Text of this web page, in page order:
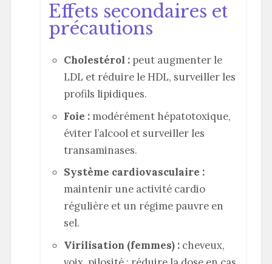
Effets secondaires et
précautions
Cholestérol : peut augmenter le
LDL et réduire le HDL, surveiller les
profils lipidiques.
Foie : modérément hépatotoxique,
éviter l’alcool et surveiller les
transaminases.
Système cardiovasculaire :
maintenir une activité cardio
régulière et un régime pauvre en
sel.
Virilisation (femmes) : cheveux,